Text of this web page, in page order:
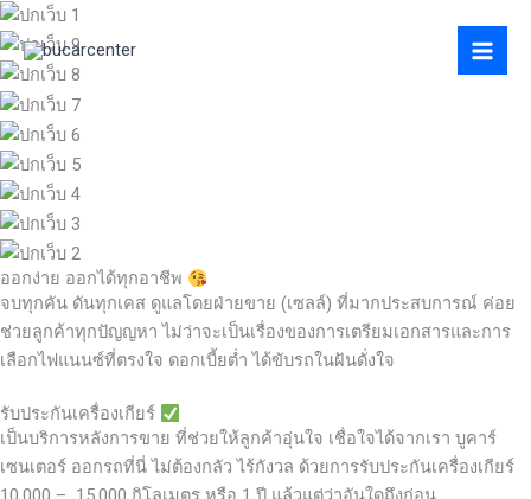
Skip
to
content
ออกง่าย ออกได้ทุกอาชีพ
จบทุกคัน ดันทุกเคส ดูแลโดยฝ่ายขาย (เซลล์) ที่มากประสบการณ์ ค่อย
ช่วยลูกค้าทุกปัญญหา ไม่ว่าจะเป็นเรื่องของการเตรียมเอกสารและการ
เลือกไฟแนนซ์ที่ตรงใจ ดอกเบี้ยต่ำ ได้ขับรถในฝันดั่งใจ
รับประกันเครื่องเกียร์
เป็นบริการหลังการขาย ที่ช่วยให้ลูกค้าอุ่นใจ เชื่อใจได้จากเรา บูคาร์
เซนเตอร์ ออกรถที่นี่ ไม่ต้องกลัว ไร้กังวล ด้วยการรับประกันเครื่องเกียร์